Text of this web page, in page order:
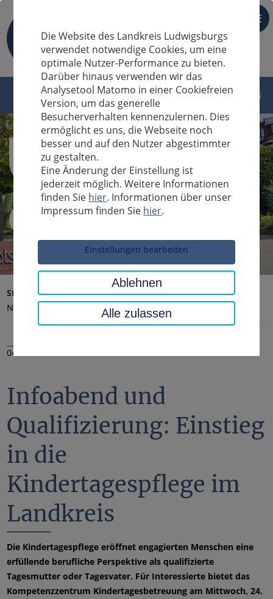
DE
Sucheingabe
Startseite Landratsamt, Landkreis
Aktuelles
Nachrichten
04.09.2025
Infoabend und
Qualifizierung: Einstieg
in die
Kindertagespflege im
Landkreis
Die Kindertagespflege eröffnet engagierten Menschen eine
erfüllende berufliche Perspektive als qualifizierte
Tagesmutter oder Tagesvater. Für Interessierte bietet das
Kompetenzzentrum Kindertagesbetreuung am Mittwoch, 24.
Die Website des Landkreis Ludwigsburgs
verwendet notwendige Cookies, um eine
optimale Nutzer-Performance zu bieten.
Darüber hinaus verwenden wir das
Analysetool Matomo in einer Cookiefreien
Version, um das generelle
Besucherverhalten kennenzulernen. Dies
ermöglicht es uns, die Webseite noch
besser und auf den Nutzer abgestimmter
zu gestalten.
Eine Änderung der Einstellung ist
jederzeit möglich. Weitere Informationen
finden Sie hier. Informationen über unser
Impressum finden Sie hier.
Einstellungen bearbeiten
Ablehnen
Alle zulassen